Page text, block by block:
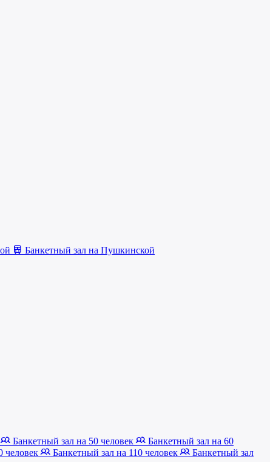
Банкетный зал на Пушкинской
Банкетный зал на 50 человек
Банкетный зал на 60
человек Банкетный зал на 110 человек
Банкетный зал